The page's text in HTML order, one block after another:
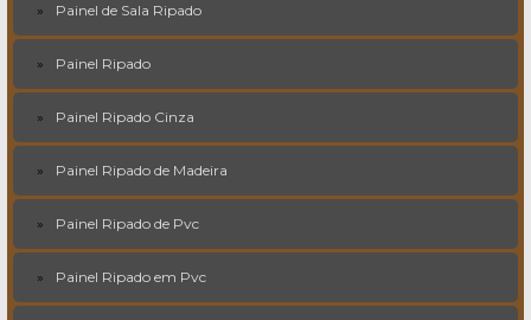
Painel de Sala Ripado
Painel Ripado
Painel Ripado Cinza
Painel Ripado de Madeira
Painel Ripado de Pvc
Painel Ripado em Pvc